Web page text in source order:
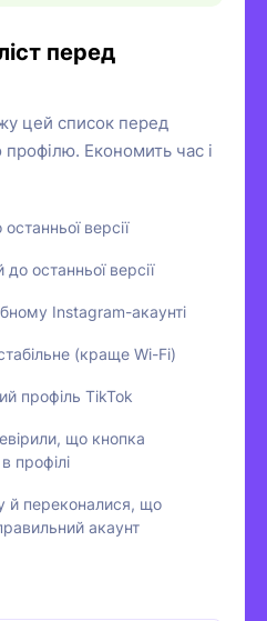
перед
цей список перед
Економить час і
версії
останньої версії
Instagram-акаунті
(краще Wi-Fi)
профіль TikTok
що кнопка
профілі
й переконалися, що
акаунт